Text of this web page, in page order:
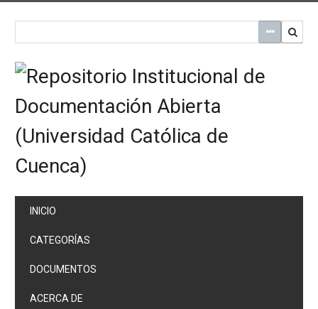
INICIO
CATEGORÍAS
DOCUMENTOS
ACERCA DE